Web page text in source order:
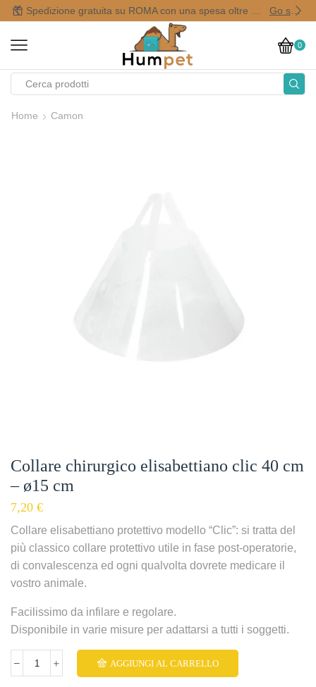
Go shop
0
Home Camon
Collare chirurgico elisabettiano clic 40 cm
– ø15 cm
7,20 €
Collare elisabettiano protettivo modello “Clic”: si tratta del
più classico collare protettivo utile in fase post-operatorie,
di convalescenza ed ogni qualvolta dovrete medicare il
vostro animale.
Facilissimo da infilare e regolare.
Disponibile in varie misure per adattarsi a tutti i soggetti.
AGGIUNGI AL CARRELLO